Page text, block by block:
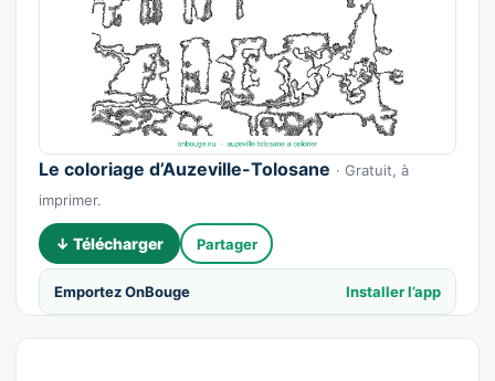
Le coloriage d’Auzeville-Tolosane · Gratuit, à
imprimer.
↓ Télécharger Partager
Emportez OnBouge Installer l’app